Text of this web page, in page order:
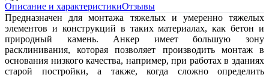
Описание и характеристикиОтзывы
Предназначен для монтажа тяжелых и умеренно тяжелых
элементов и конструкций в таких материалах, как бетон и
природный камень. Анкер имеет большую зону
расклинивания, которая позволяет производить монтаж в
основания низкого качества, например, при работах в зданиях
старой постройки, а также, когда сложно определить